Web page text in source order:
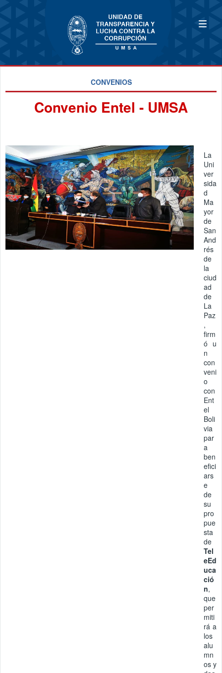
CONVENIOS
Convenio Entel - UMSA
La
Uni
ver
sida
d
Ma
yor
de
San
And
rés
de
la
ciud
ad
de
La
Paz
,
firm
ó u
n
con
veni
o
con
Ent
el
Boli
via
par
a
ben
efici
ars
e
de
su
pro
pue
sta
de
Tel
eEd
uca
ció
n,
que
per
miti
rá a
los
alu
mn
os y